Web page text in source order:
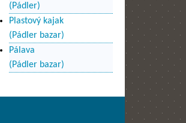
(Pádler)
Plastový kajak
(Pádler bazar)
Pálava
(Pádler bazar)